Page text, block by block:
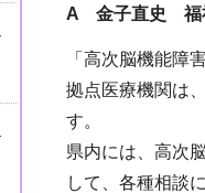
A 金子直史 福
「高次脳機能障
拠点医療機関は
す。
県内には、高次
して、各種相談